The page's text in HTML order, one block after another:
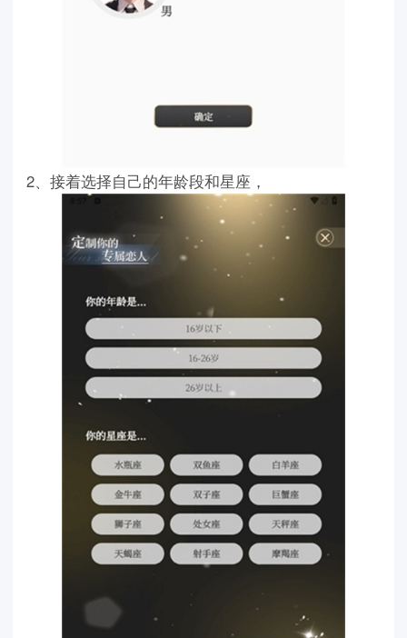
2、接着选择自己的年龄段和星座，